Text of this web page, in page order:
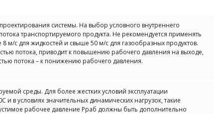
системы. На выбор условного внутреннего
транспортируемого продукта. Не рекомендуется применять
м/с для жидкостей и свыше 50 м/с для газообразных продуктов.
потока, приводит к повышению рабочего давления на выходе,
потока – к понижению рабочего давления.
среды. Для более жестких условий эксплуатации
в условиях значительных динамических нагрузок, такие
рабочее давление Pраб должны быть дополнительно